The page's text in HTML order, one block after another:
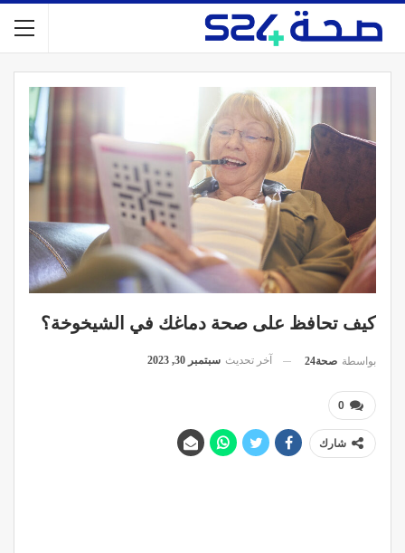
كيف تحافظ على صحة دماغك في الشيخوخة؟
بواسطة صحة24 آخر تحديث سبتمبر 30, 2023
0
شارك